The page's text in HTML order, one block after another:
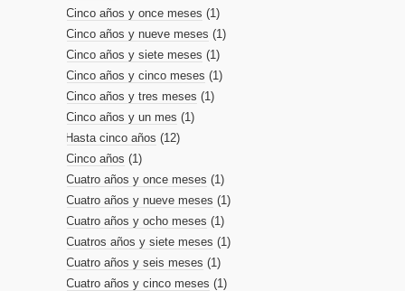
Cinco años y once meses (1)
Cinco años y nueve meses (1)
Cinco años y siete meses (1)
Cinco años y cinco meses (1)
Cinco años y tres meses (1)
Cinco años y un mes (1)
Hasta cinco años (12)
Cinco años (1)
Cuatro años y once meses (1)
Cuatro años y nueve meses (1)
Cuatro años y ocho meses (1)
Cuatros años y siete meses (1)
Cuatro años y seis meses (1)
Cuatro años y cinco meses (1)